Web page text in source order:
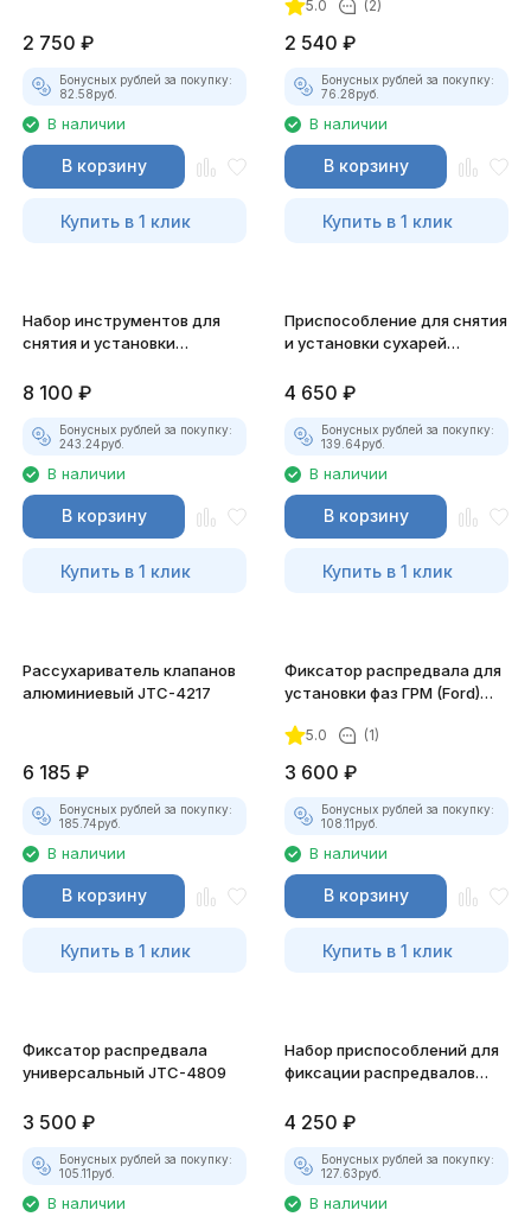
2 750 ₽
Бонусных рублей за покупку:
82.58руб.
В наличии
В корзину
Купить в 1 клик
5.0 (2)
2 540 ₽
Бонусных рублей за покупку:
76.28руб.
В наличии
В корзину
Купить в 1 клик
Набор инструментов для
снятия и установки
8 100 ₽
Бонусных рублей за покупку:
243.24руб.
В наличии
В корзину
Купить в 1 клик
Приспособление для снятия
и установки сухарей
4 650 ₽
Бонусных рублей за покупку:
139.64руб.
В наличии
В корзину
Купить в 1 клик
Рассухариватель клапанов
алюминиевый JTC-4217
6 185 ₽
Бонусных рублей за покупку:
185.74руб.
В наличии
В корзину
Купить в 1 клик
Фиксатор распредвала для
установки фаз ГРМ (Ford)
5.0 (1)
3 600 ₽
Бонусных рублей за покупку:
108.11руб.
В наличии
В корзину
Купить в 1 клик
Фиксатор распредвала
универсальный JTC-4809
3 500 ₽
Бонусных рублей за покупку:
105.11руб.
В наличии
Набор приспособлений для
фиксации распредвалов
6615
4 250 ₽
Бонусных рублей за покупку:
127.63руб.
В наличии